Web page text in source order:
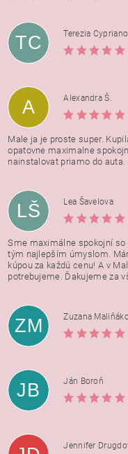
TC
Terezia
A
Alexandra Š.
Male ja je proste super.
opatovne maximalne
nainstalovat priamo do auta.
LŠ
Lea Šavelova
Sme maximálne spokojní so
tým najlepším úmyslom.
kúpou za každú cenu! A v
potrebujeme. Ďakujeme za
ZM
Zuzana
JB
Ján Boroň
Jennifer